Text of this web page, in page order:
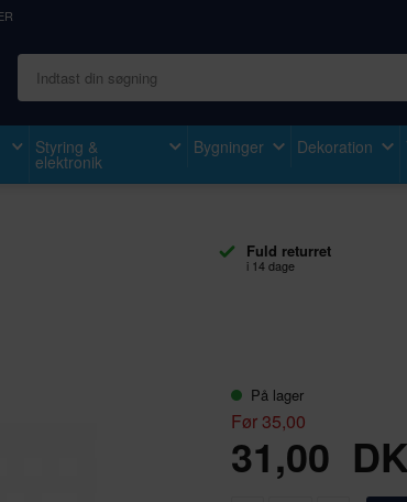
Styring &
elektronik
Bygninger Dekoration
Fuld returret
i 14 dage
På lager
Før 35,00
31,00